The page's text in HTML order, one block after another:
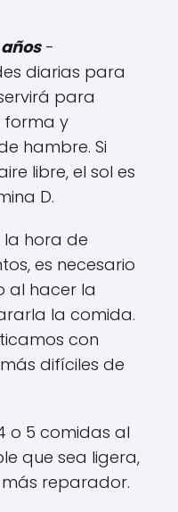
-
diarias para
para
forma y
hambre. Si
libre, el sol es
D.
hora de
es necesario
al hacer la
la comida.
con
difíciles de
o 5 comidas al
que sea ligera,
reparador.